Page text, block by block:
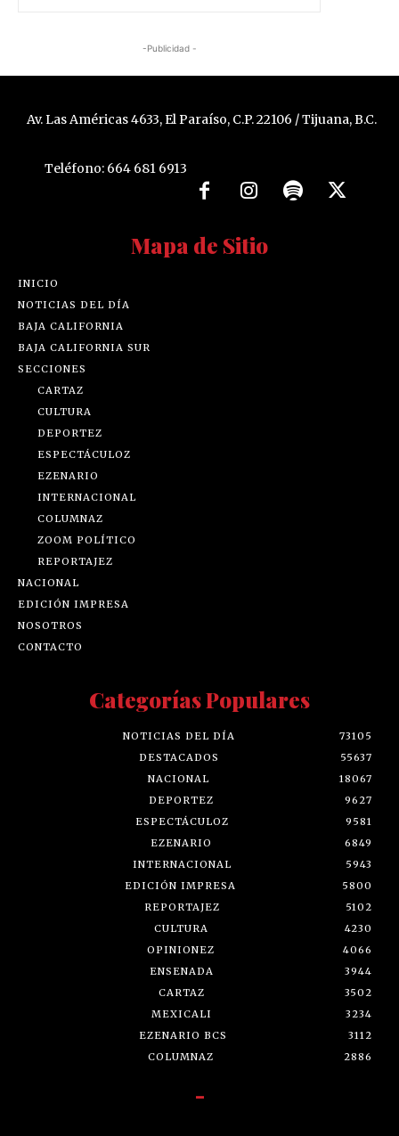
-Publicidad -
Av. Las Américas 4633, El Paraíso, C.P. 22106 / Tijuana, B.C.
Teléfono: 664 681 6913
Mapa de Sitio
INICIO
NOTICIAS DEL DÍA
BAJA CALIFORNIA
BAJA CALIFORNIA SUR
SECCIONES
CARTAZ
CULTURA
DEPORTEZ
ESPECTÁCULOZ
EZENARIO
INTERNACIONAL
COLUMNAZ
ZOOM POLÍTICO
REPORTAJEZ
NACIONAL
EDICIÓN IMPRESA
NOSOTROS
CONTACTO
Categorías Populares
NOTICIAS DEL DÍA
73105
DESTACADOS
55637
NACIONAL
18067
DEPORTEZ
9627
ESPECTÁCULOZ
9581
EZENARIO
6849
INTERNACIONAL
5943
EDICIÓN IMPRESA
5800
REPORTAJEZ
5102
CULTURA
4230
OPINIONEZ
4066
ENSENADA
3944
CARTAZ
3502
MEXICALI
3234
EZENARIO BCS
3112
COLUMNAZ
2886
-